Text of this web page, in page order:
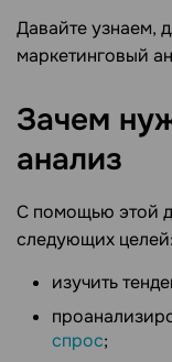
Давайте узнаем,
маркетинговый
Зачем
анализ
С помощью этой
следующих целей:
изучить
спрос;